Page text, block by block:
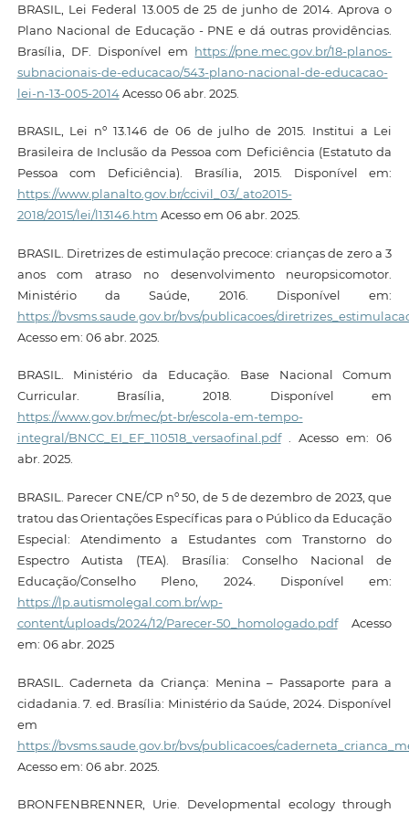
BRASIL, Lei Federal 13.005 de 25 de junho de 2014. Aprova o
Plano Nacional de Educação - PNE e dá outras providências.
Brasília, DF. Disponível em https://pne.mec.gov.br/18-planos-
subnacionais-de-educacao/543-plano-nacional-de-educacao-
lei-n-13-005-2014Acesso 06 abr. 2025.
BRASIL, Lei nº 13.146 de 06 de julho de 2015. Institui a Lei
Brasileira de Inclusão da Pessoa com Deficiência (Estatuto da
Pessoa com Deficiência). Brasília, 2015. Disponível em:
https://www.planalto.gov.br/ccivil_03/_ato2015-
2018/2015/lei/l13146.htm Acesso em 06 abr. 2025.
BRASIL. Diretrizes de estimulação precoce: crianças de zero a 3
anos com atraso no desenvolvimento neuropsicomotor.
Ministério da Saúde, 2016. Disponível em:
https://bvsms.saude.gov.br/bvs/publicacoes/
Acesso em: 06 abr. 2025.
BRASIL. Ministério da Educação. Base Nacional Comum
Curricular. Brasília, 2018. Disponível em
https://www.gov.br/mec/pt-br/escola-em-tempo-
integral/BNCC_EI_EF_110518_versaofinal.pdf. Acesso em: 06
abr. 2025.
BRASIL. Parecer CNE/CP nº 50, de 5 de dezembro de 2023, que
tratou das Orientações Específicas para o Público da Educação
Especial: Atendimento a Estudantes com Transtorno do
Espectro Autista (TEA). Brasília: Conselho Nacional de
Educação/Conselho Pleno, 2024. Disponível em:
https://lp.autismolegal.com.br/wp-
content/uploads/2024/12/Parecer-50_homologado.pdfAcesso
em: 06 abr. 2025
BRASIL. Caderneta da Criança: Menina – Passaporte para a
cidadania. 7. ed. Brasília: Ministério da Saúde, 2024. Disponível
em
https://bvsms.saude.gov.br/bvs/publicacoes/
Acesso em: 06 abr. 2025.
BRONFENBRENNER, Urie. Developmental ecology through